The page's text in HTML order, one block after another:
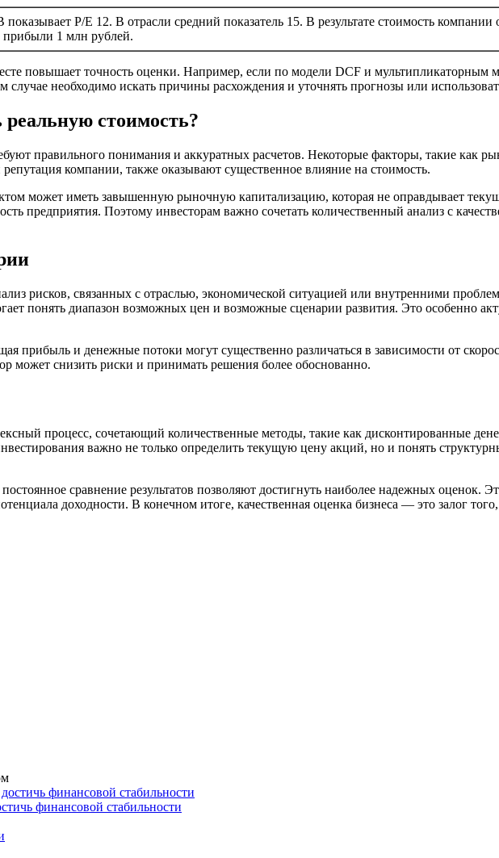
P/E 12. В отрасли средний показатель 15. В результате стоимость компании
прибыли 1 млн рублей.
повышает точность оценки. Например, если по модели DCF и мультипликаторным
случае необходимо искать причины расхождения и уточнять прогнозы или
стоимость?
правильного понимания и аккуратных расчетов. Некоторые факторы, такие как
компании, также оказывают существенное влияние на стоимость.
может иметь завышенную рыночную капитализацию, которая не оправдывает
предприятия. Поэтому инвесторам важно сочетать количественный анализ с
рисков, связанных с отраслью, экономической ситуацией или внутренними
понять диапазон возможных цен и возможные сценарии развития. Это особенно
прибыль и денежные потоки могут существенно различаться в зависимости от
может снизить риски и принимать решения более обоснованно.
процесс, сочетающий количественные методы, такие как дисконтированные
важно не только определить текущую цену акций, но и понять
сравнение результатов позволяют достигнуть наиболее надежных оценок.
доходности. В конечном итоге, качественная оценка бизнеса — это залог
финансовой стабильности